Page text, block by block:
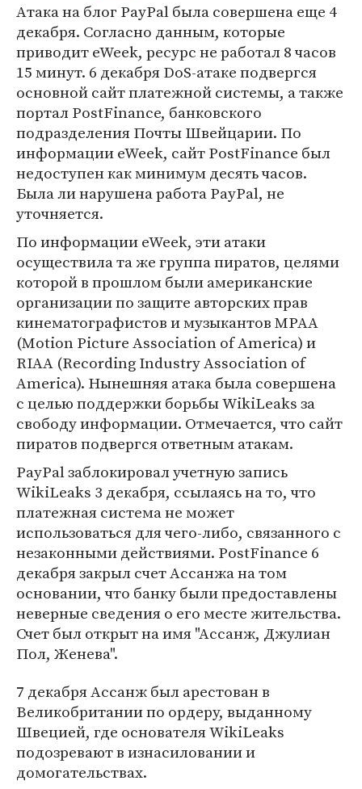
Атака на блог PayPal была совершена еще 4
декабря. Согласно данным, которые
приводит eWeek, ресурс не работал 8 часов
15 минут. 6 декабря DoS-атаке подвергся
основной сайт платежной системы, а также
портал PostFinance, банковского
подразделения Почты Швейцарии. По
информации eWeek, сайт PostFinance был
недоступен как минимум десять часов.
Была ли нарушена работа PayPal, не
уточняется.
По информации eWeek, эти атаки
осуществила та же группа пиратов, целями
которой в прошлом были американские
организации по защите авторских прав
кинематографистов и музыкантов MPAA
(Motion Picture Association of America) и
RIAA (Recording Industry Association of
America). Нынешняя атака была совершена
с целью поддержки борьбы WikiLeaks за
свободу информации. Отмечается, что сайт
пиратов подвергся ответным атакам.
PayPal заблокировал учетную запись
WikiLeaks 3 декабря, ссылаясь на то, что
платежная система не может
использоваться для чего-либо, связанного с
незаконными действиями. PostFinance 6
декабря закрыл счет Ассанжа на том
основании, что банку были предоставлены
неверные сведения о его месте жительства.
Счет был открыт на имя "Ассанж, Джулиан
Пол, Женева".
7 декабря Ассанж был арестован в
Великобритании по ордеру, выданному
Швецией, где основателя WikiLeaks
подозревают в изнасиловании и
домогательствах.